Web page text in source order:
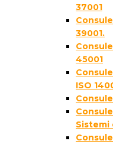
37001
39001.
45001
ISO
Sistemi